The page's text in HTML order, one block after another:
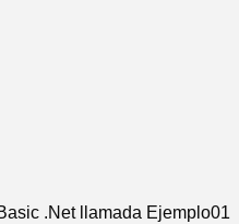
.Net llamada Ejemplo01